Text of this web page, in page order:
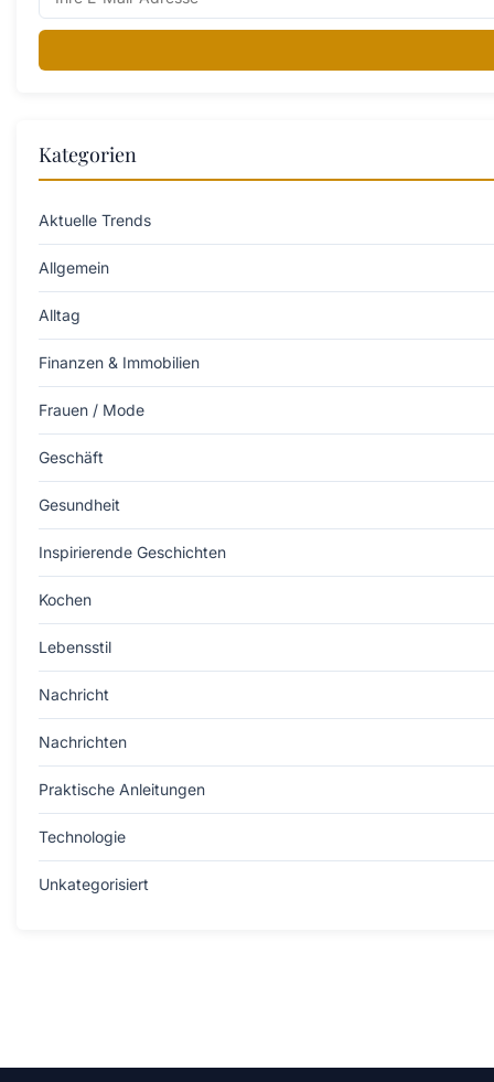
Kategorien
Aktuelle Trends
Allgemein
Alltag
Finanzen & Immobilien
Frauen / Mode
Geschäft
Gesundheit
Inspirierende Geschichten
Kochen
Lebensstil
Nachricht
Nachrichten
Praktische Anleitungen
Technologie
Unkategorisiert